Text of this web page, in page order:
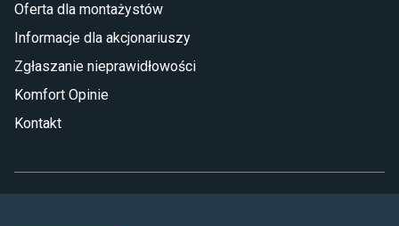
Oferta dla montażystów
Informacje dla akcjonariuszy
Zgłaszanie nieprawidłowości
Komfort Opinie
Kontakt